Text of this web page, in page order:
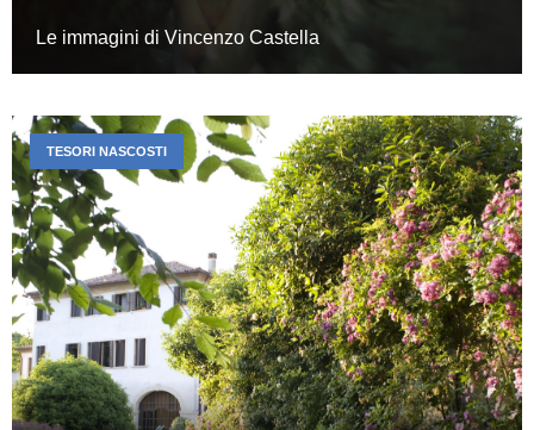
Le immagini di Vincenzo Castella
TESORI NASCOSTI